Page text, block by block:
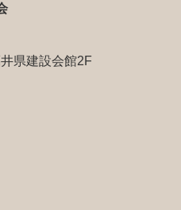
県建設会館2F